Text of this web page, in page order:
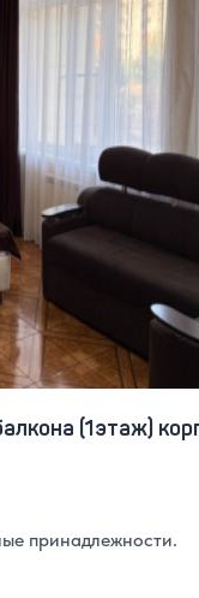
(1этаж)
принадлежности.